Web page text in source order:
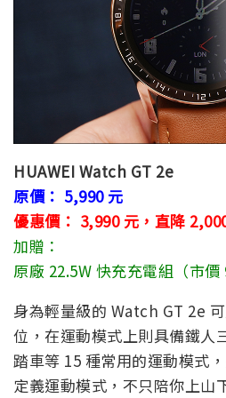
HUAWEI Watch GT 2e
原價： 5,990 元
優惠價： 3,990 元，直降
加贈：
原廠 22.5W 快充充電組（市價
身為輕量級的 Watch GT 2e
位，在運動模式上則具備鐵人
踏車等 15 種常用的運動模式
定義運動模式，不只陪你上山